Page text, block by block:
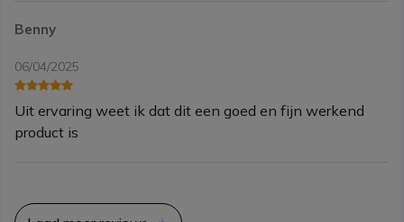
Benny
06/04/2025
Uit ervaring weet ik dat dit een goed en fijn werkend
product is